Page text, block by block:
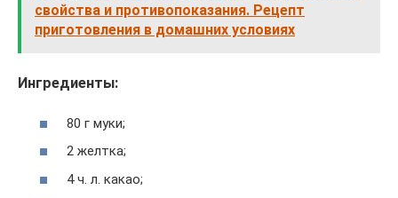
свойства и противопоказания. Рецепт
приготовления в домашних условиях
Ингредиенты:
80 г муки;
2 желтка;
4 ч. л. какао;